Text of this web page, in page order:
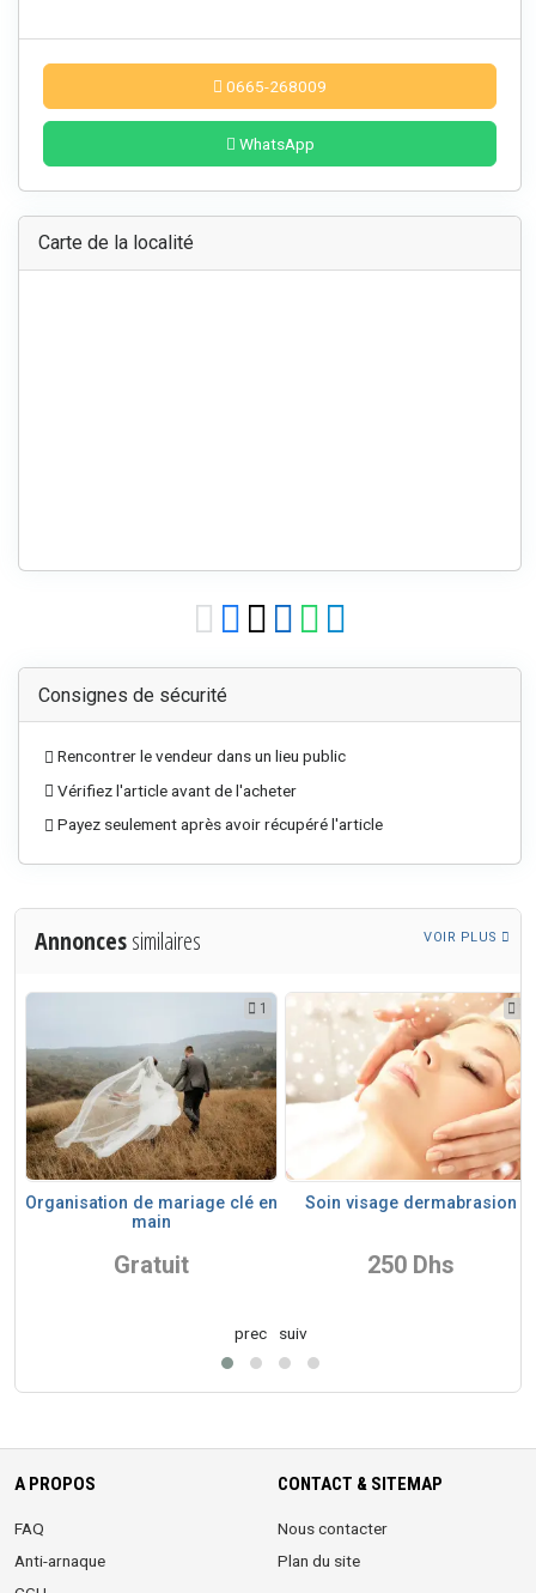
0665-268009
WhatsApp
Carte de la localité
Consignes de sécurité
Rencontrer le vendeur dans un lieu public
Vérifiez l'article avant de l'acheter
Payez seulement après avoir récupéré l'article
Annoncessimilaires VOIR PLUS
1
Organisation de mariage clé en
main
Gratuit
Soin visage dermabrasion
250 Dhs
prec suiv
A PROPOS
FAQ
Anti-arnaque
CONTACT & SITEMAP
Nous contacter
Plan du site